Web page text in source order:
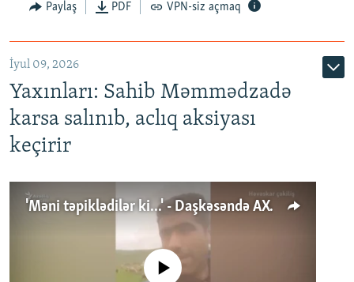
Paylaş PDF VPN-siz açmaq
İyul 09, 2026
Yaxınları: Sahib Məmmədzadə
karsa salınıb, aclıq aksiyası
keçirir
'Məni təpiklədilər ki...' - Daşkəsəndə AXCP fəalının yaxınları onun həbsinə etiraz edirlər
No media source currently available